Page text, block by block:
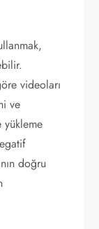
videoları
ve
yükleme
doğru